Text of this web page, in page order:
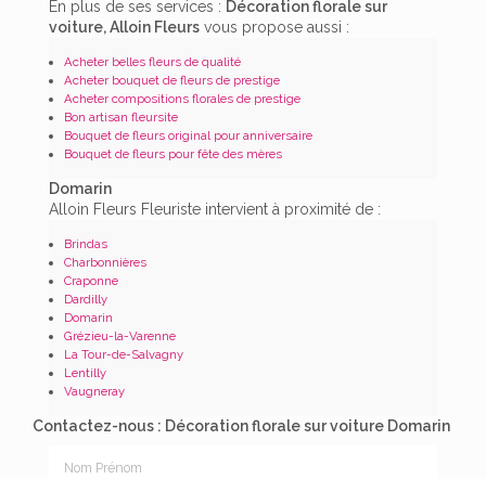
En plus de ses services : Décoration florale sur
voiture, Alloin Fleurs vous propose aussi :
Acheter belles fleurs de qualité
Acheter bouquet de fleurs de prestige
Acheter compositions florales de prestige
Bon artisan fleursite
Bouquet de fleurs original pour anniversaire
Bouquet de fleurs pour fête des mères
Domarin
Alloin Fleurs Fleuriste intervient à proximité de :
Brindas
Charbonnières
Craponne
Dardilly
Domarin
Grézieu-la-Varenne
La Tour-de-Salvagny
Lentilly
Vaugneray
Contactez-nous : Décoration florale sur voiture Domarin